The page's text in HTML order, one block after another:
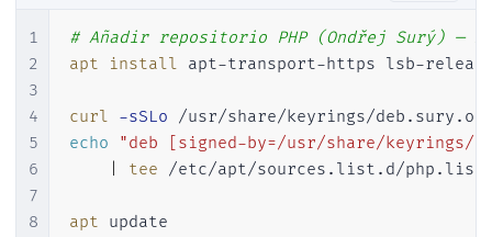
1
2
3
4
5
6
7
8
# Añadir repositorio PHP (Ondřej Surý) —
apt
install apt-transport-https lsb-
curl -sSLo
echo
"deb [signed-by=/usr/share/keyrings/
tee /etc/apt/sources.list.d/php.list
apt update